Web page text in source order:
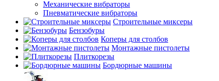
Механические вибраторы
Пневматические вибраторы
Строительные миксеры
Бензобуры
Коперы для столбов
Монтажные пистолеты
Плиткорезы
Бордюрные машины